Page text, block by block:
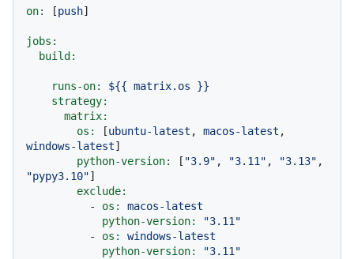
on: [push]
jobs:
build:
runs-on: ${{ matrix.os
}}
strategy:
matrix:
os:
[ubuntu-latest , macos-latest
windows-latest]
python-version:
[ "3.9" , "3.11" , "3.13"
"pypy3.10"]
exclude:
-
os:
macos-latest
python-version:
"3.11"
-
os:
windows-latest
python-version:
"3.11"